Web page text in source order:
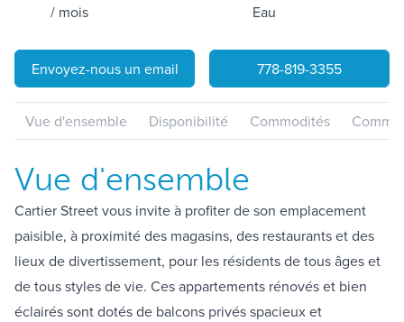
/ mois
Eau
Envoyez-nous un email 778-819-3355
Vue d'ensemble Disponibilité Commodités
Vue d'ensemble
Cartier Street vous invite à profiter de son emplacement
paisible, à proximité des magasins, des restaurants et des
lieux de divertissement, pour les résidents de tous âges et
de tous styles de vie. Ces appartements rénovés et bien
éclairés sont dotés de balcons privés spacieux et